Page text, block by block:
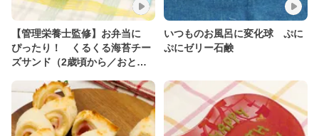
【管理栄養士監修】お弁当に
ぴったり！ くるくる海苔チー
ズサンド（2歳頃から／おと
いつものお風呂に変化球 ぷに
ぷにゼリー石鹸